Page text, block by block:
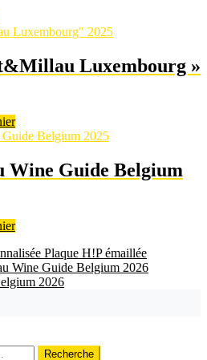
Luxembourg »
Guide Belgium
Plaque H!P émaillée
2026
Recherche